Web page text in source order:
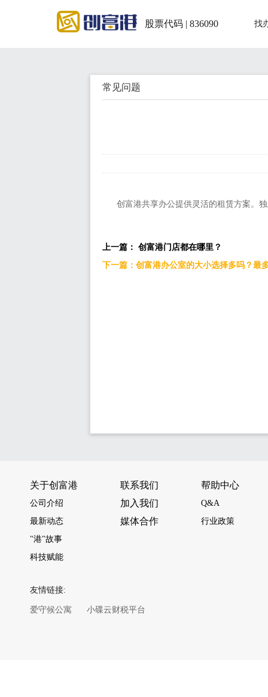
股票代码 | 836090 找
常见问题
创富港共享办公提供灵活的租赁方案。
上一篇： 创富港门店都在哪里？
下一篇：创富港办公室的大小选择多吗？最
关于创富港
公司介绍
最新动态
"港"故事
科技赋能
联系我们
加入我们
媒体合作
帮助中心
Q&A
行业政策
友情链接:
爱守候公寓 小碟云财税平台